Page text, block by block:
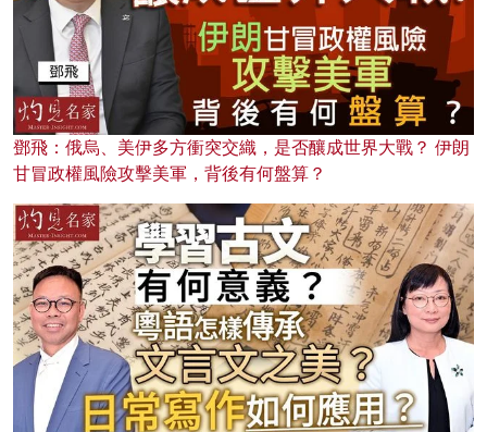
鄧飛：俄烏、美伊多方衝突交織，是否釀成世界大戰？ 伊朗
甘冒政權風險攻擊美軍，背後有何盤算？